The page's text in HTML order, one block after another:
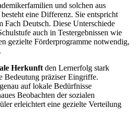
und solchen aus
eine Differenz. Sie entspricht
Fach Deutsch. Diese Unterschiede
auch in Testergebnissen wie
gezielte Förderprogramme notwendig,
Herkunft den Lernerfolg stark
Bedeutung präziser Eingriffe.
auf lokale Bedürfnisse
Beobachten der sozialen
erleichtert eine gezielte Verteilung